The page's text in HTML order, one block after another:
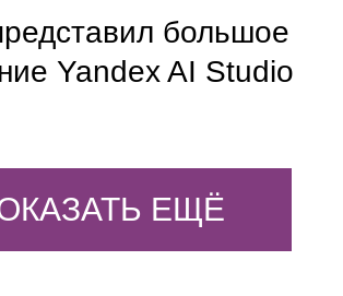
большое
Yandex AI Studio
ЕЩЁ